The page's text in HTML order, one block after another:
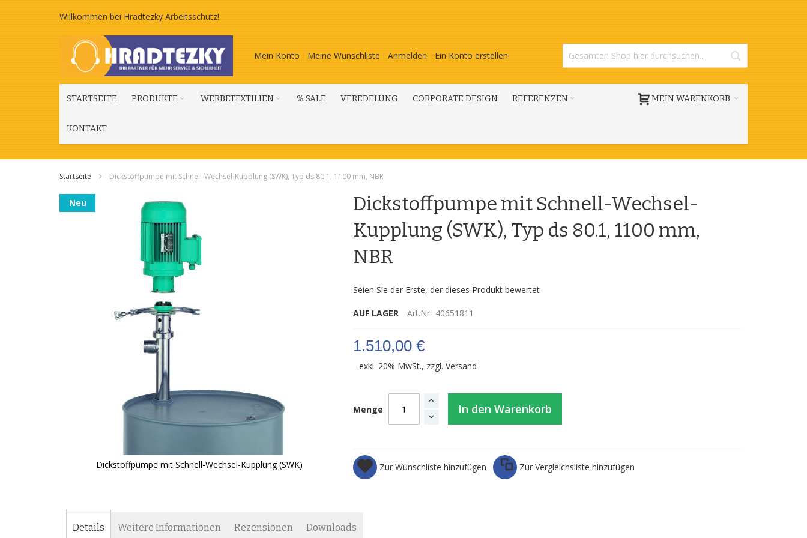
Zum
Inhalt
springen
Willkommen bei Hradtezky Arbeitsschutz!
Mein Konto Meine Wunschliste Anmelden Ein Konto erstellen
MEIN WARENKORB
STARTSEITE PRODUKTE WERBETEXTILIEN % SALE VEREDELUNG CORPORATE DESIGN REFERENZEN
KONTAKT
Startseite Dickstoffpumpe mit Schnell-Wechsel-Kupplung (SWK), Typ ds 80.1, 1100 mm, NBR
Zum
Ende
Dickstoffpumpe mit Schnell-Wechsel-Kupplung (SWK)
springen
Neu
Dickstoffpumpe mit Schnell-Wechsel-
Kupplung (SWK), Typ ds 80.1, 1100 mm,
NBR
Seien Sie der Erste, der dieses Produkt bewertet
AUF LAGER Art.Nr. 40651811
1.510,00 €
exkl. 20% MwSt., zzgl. Versand
Menge In den Warenkorb
Zur Wunschliste hinzufügen Zur Vergleichsliste hinzufügen
Details Weitere Informationen Rezensionen Downloads